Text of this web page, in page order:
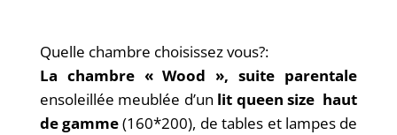
Quelle chambre choisissez vous?:
La chambre « Wood », suite parentale
ensoleillée meublée d’un lit queen size haut
de gamme(160*200), de tables et lampes de